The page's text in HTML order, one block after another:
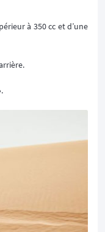
à 350 cc et d’une
.